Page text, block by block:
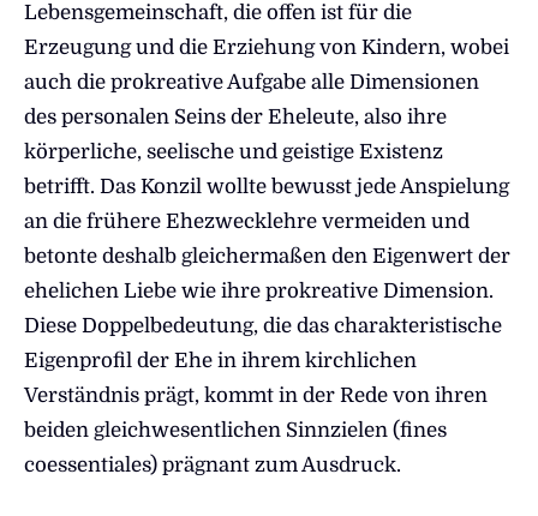
Lebensgemeinschaft, die offen ist für die
Erzeugung und die Erziehung von Kindern, wobei
auch die prokreative Aufgabe alle Dimensionen
des personalen Seins der Eheleute, also ihre
körperliche, seelische und geistige Existenz
betrifft. Das Konzil wollte bewusst jede Anspielung
an die frühere Ehezwecklehre vermeiden und
betonte deshalb gleichermaßen den Eigenwert der
ehelichen Liebe wie ihre prokreative Dimension.
Diese Doppelbedeutung, die das charakteristische
Eigenprofil der Ehe in ihrem kirchlichen
Verständnis prägt, kommt in der Rede von ihren
beiden gleichwesentlichen Sinnzielen (fines
coessentiales) prägnant zum Ausdruck.